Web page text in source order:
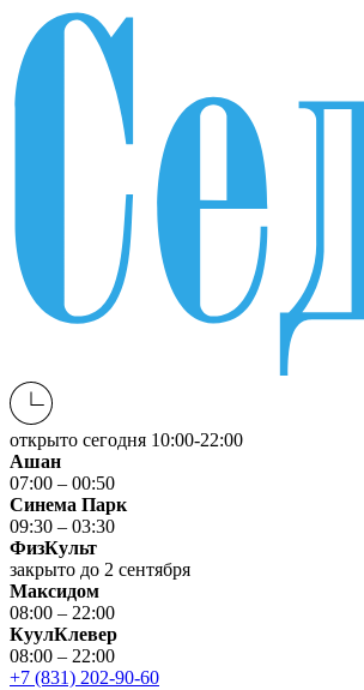
открыто сегодня 10:00-22:00
Ашан
07:00 – 00:50
Синема Парк
09:30 – 03:30
ФизКульт
закрыто до 2 сентября
Максидом
08:00 – 22:00
КуулКлевер
08:00 – 22:00
+7 (831) 202-90-60